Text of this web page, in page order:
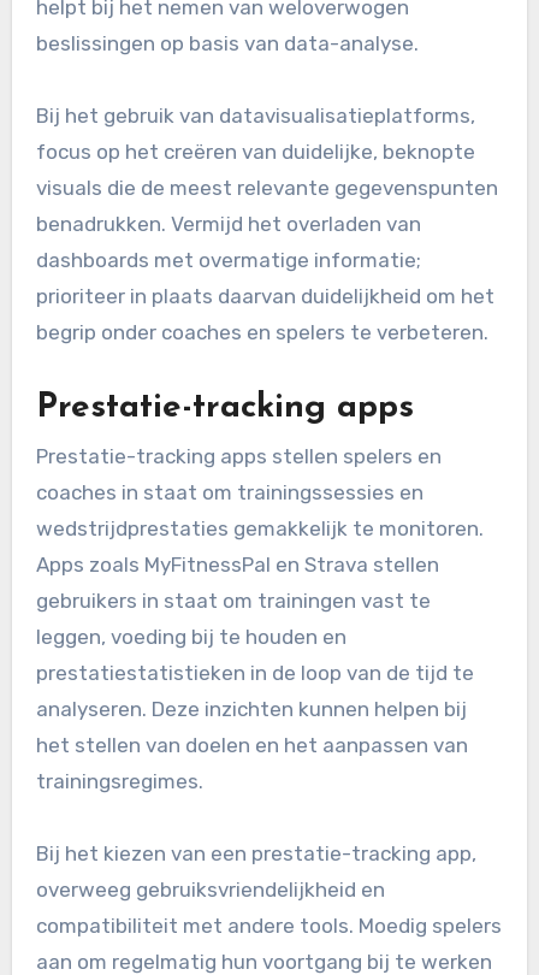
helpt bij het nemen van weloverwogen
beslissingen op basis van data-analyse.
Bij het gebruik van datavisualisatieplatforms,
focus op het creëren van duidelijke, beknopte
visuals die de meest relevante gegevenspunten
benadrukken. Vermijd het overladen van
dashboards met overmatige informatie;
prioriteer in plaats daarvan duidelijkheid om het
begrip onder coaches en spelers te verbeteren.
Prestatie-tracking apps
Prestatie-tracking apps stellen spelers en
coaches in staat om trainingssessies en
wedstrijdprestaties gemakkelijk te monitoren.
Apps zoals MyFitnessPal en Strava stellen
gebruikers in staat om trainingen vast te
leggen, voeding bij te houden en
prestatiestatistieken in de loop van de tijd te
analyseren. Deze inzichten kunnen helpen bij
het stellen van doelen en het aanpassen van
trainingsregimes.
Bij het kiezen van een prestatie-tracking app,
overweeg gebruiksvriendelijkheid en
compatibiliteit met andere tools. Moedig spelers
aan om regelmatig hun voortgang bij te werken